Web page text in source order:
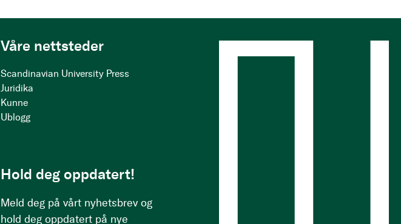
Våre nettsteder
Scandinavian University Press
Juridika
Kunne
Ublogg
Hold deg oppdatert!
Meld deg på vårt nyhetsbrev og
hold deg oppdatert på nye